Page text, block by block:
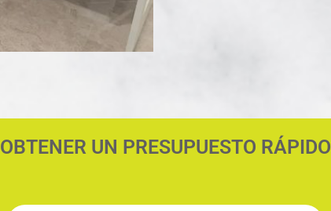
OBTENER UN PRESUPUESTO RÁPIDO